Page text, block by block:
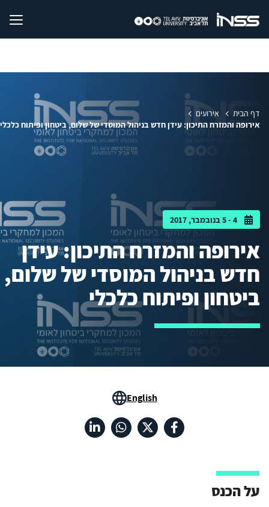
דף הבית
אירועים
אירופה והמזרח התיכון: עידן חדש בניהול המוסדי של שלום, ביטחון ופיתוח כלכלי
4 - 5 בנובמבר, 2017
אירופה והמזרח התיכון: עידן
חדש בניהול המוסדי של שלום,
ביטחון ופיתוח כלכלי
English
על הכנס